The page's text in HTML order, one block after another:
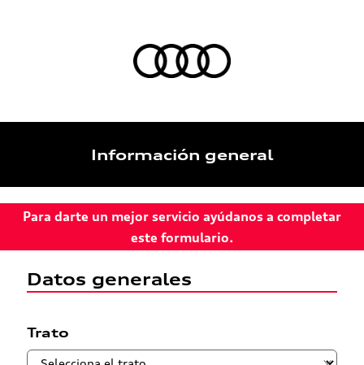
Información general
Para darte un mejor servicio ayúdanos a completar
este formulario.
Datos generales
Trato